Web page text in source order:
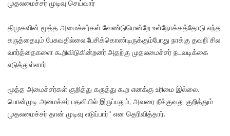
முதலமைச்சர் முடிவு செய்வார்
திமுகவின் மூத்த அமைச்சர்கள் வேண்டுமென்றே உள்நோக்கத்தோடு எந்த
கருத்தையும் பேசுவதில்லை.பேசிக்கொண்டிருக்கும்போது நாக்கு தவறி சில
வார்த்தைகளை கூறிவிடுகின்றனர்.அதற்கு முதலமைச்சர் நடவடிக்கை
எடுத்துள்ளார்.
மூத்த அமைச்சர்கள் குறித்து கருத்து கூற எனக்கு உரிமை இல்லை.
பொன்முடி அமைச்சர் பதவியில் இருப்பதும், அவரை நீக்குவது குறித்தும்
முதலமைச்சர் தான் முடிவு எடுப்பார்” என தெரிவித்தார்.